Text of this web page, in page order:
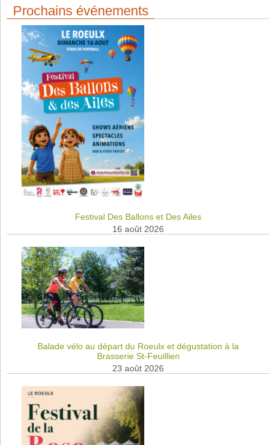
Prochains événements
Festival Des Ballons et Des Ailes
16 août 2026
Balade vélo au départ du Roeulx et dégustation à la
Brasserie St-Feuillien
23 août 2026